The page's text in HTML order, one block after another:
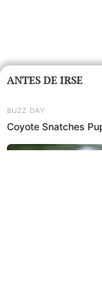
ANTES DE IRSE